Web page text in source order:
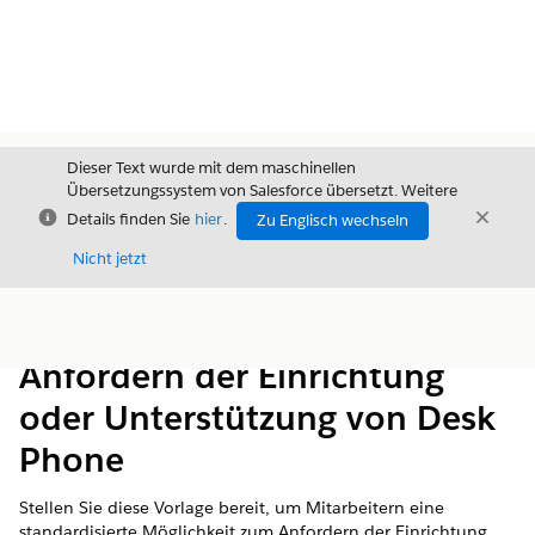
Schließen
Dieser Text wurde mit dem maschinellen
Übersetzungssystem von Salesforce übersetzt. Weitere
Details finden Sie hier.
Zu Englisch wechseln
Nicht jetzt
Anfordern der Einrichtung
oder Unterstützung von Desk
Phone
Stellen Sie diese Vorlage bereit, um Mitarbeitern eine